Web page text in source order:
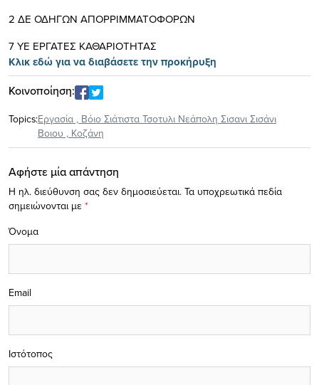
2 ΔΕ ΟΔΗΓΩΝ ΑΠΟΡΡΙΜΜΑΤΟΦΟΡΩΝ
7 ΥΕ ΕΡΓΑΤΕΣ ΚΑΘΑΡΙΟΤΗΤΑΣ
Κλικ εδώ για να διαβάσετε την προκήρυξη
Κοινοποίηση:
Topics:Eργασία , Βόιο Σιάτιστα Τσοτυλι Νεάπολη Σισανι Σισάνι
Βοιου , Κοζάνη
Αφήστε μία απάντηση
Η ηλ. διεύθυνση σας δεν δημοσιεύεται. Τα υποχρεωτικά πεδία
σημειώνονται με *
Όνομα
Email
Ιστότοπος